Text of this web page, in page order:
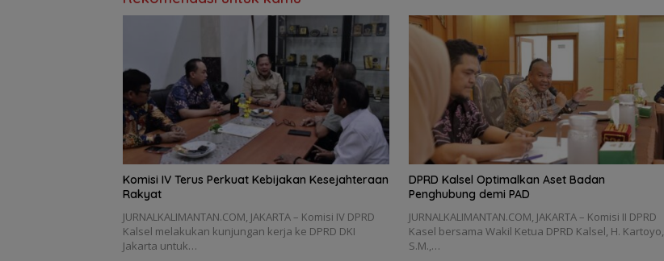
Komisi IV Terus Perkuat Kebijakan Kesejahteraan
Rakyat
JURNALKALIMANTAN.COM, JAKARTA – Komisi IV DPRD
Kalsel melakukan kunjungan kerja ke DPRD DKI
Jakarta untuk…
‎DPRD Kalsel Optimalkan Aset Badan
Penghubung demi PAD
‎JURNALKALIMANTAN.COM, JAKARTA – Komisi II DPRD
Kasel bersama Wakil Ketua DPRD Kalsel, H. Kartoyo,
S.M.,…